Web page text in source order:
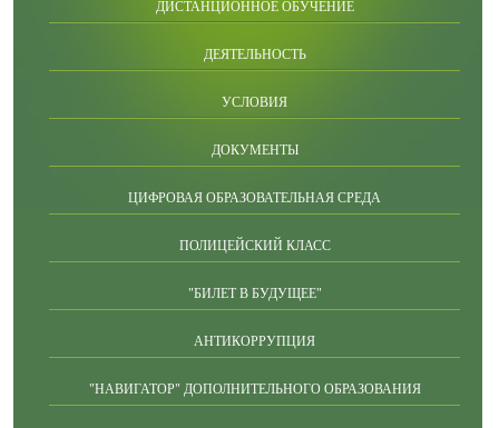
ДИСТАНЦИОННОЕ ОБУЧЕНИЕ
ДЕЯТЕЛЬНОСТЬ
УСЛОВИЯ
ДОКУМЕНТЫ
ЦИФРОВАЯ ОБРАЗОВАТЕЛЬНАЯ СРЕДА
ПОЛИЦЕЙСКИЙ КЛАСС
"БИЛЕТ В БУДУЩЕЕ"
АНТИКОРРУПЦИЯ
"НАВИГАТОР" ДОПОЛНИТЕЛЬНОГО ОБРАЗОВАНИЯ